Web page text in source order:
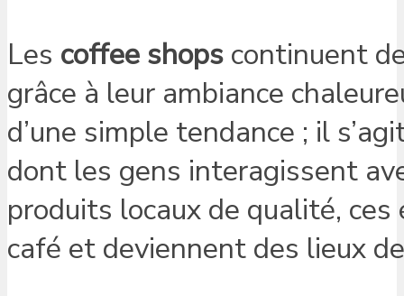
Les coffee shops continuent
grâce à leur ambiance
d’une simple tendance ; il
dont les gens interagissent
produits locaux de qualité,
café et deviennent des lieux